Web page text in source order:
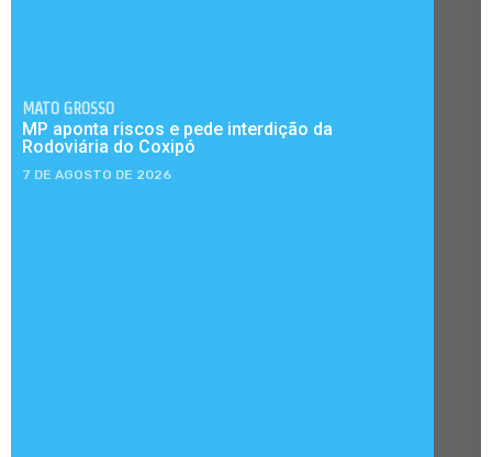
MATO GROSSO
MP aponta riscos e pede interdição da
Rodoviária do Coxipó
7 DE AGOSTO DE 2026